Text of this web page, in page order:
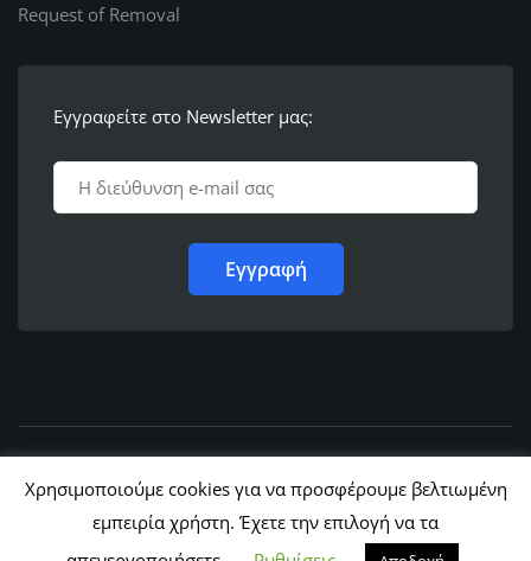
Request of Removal
Εγγραφείτε στο Newsletter μας:
© 2011 - 2022, Ε.Λ.Φ.Ε.Ε. Ρόδου
Χρησιμοποιούμε cookies για να προσφέρουμε βελτιωμένη
εμπειρία χρήστη. Έχετε την επιλογή να τα